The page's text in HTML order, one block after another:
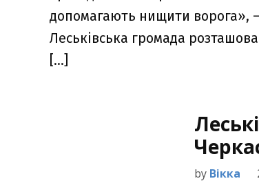
допомагають нищити ворога»,
Леськівська громада
[…]
by Вікка